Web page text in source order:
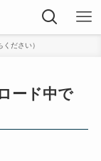
ださい）
ード中で